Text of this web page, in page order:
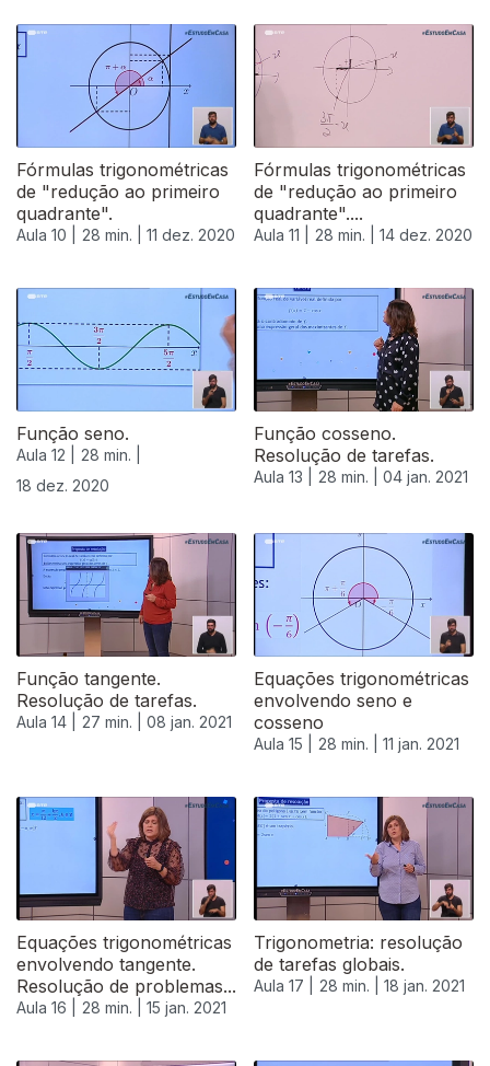
Fórmulas trigonométricas
de "redução ao primeiro
quadrante".
Aula 10 | 28 min. | 11 dez. 2020
Fórmulas trigonométricas
de "redução ao primeiro
quadrante"....
Aula 11 | 28 min. | 14 dez. 2020
511870
Função seno.
Aula 12 |
28 min. |
18 dez. 2020
Função cosseno.
Resolução de tarefas.
Aula 13 | 28 min. | 04 jan. 2021
Função tangente.
Resolução de tarefas.
Aula 14 | 27 min. | 08 jan. 2021
Equações trigonométricas
envolvendo seno e
cosseno
Aula 15 | 28 min. | 11 jan. 2021
Equações trigonométricas
envolvendo tangente.
Resolução de problemas...
Aula 16 | 28 min. | 15 jan. 2021
Trigonometria: resolução
de tarefas globais.
Aula 17 | 28 min. | 18 jan. 2021